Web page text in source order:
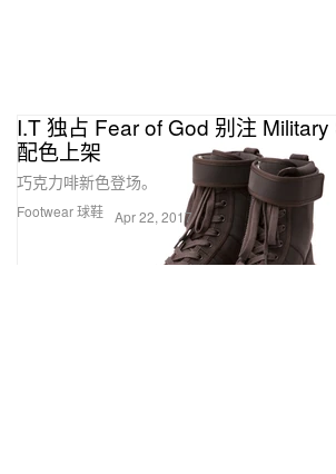
Footwear 球鞋
I.T 独占 Fear of God 别注
配色上架
巧克力啡新色登场。
Apr 22, 2017